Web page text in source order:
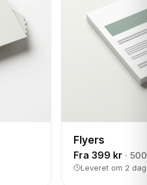
Flyers
Fra 399 kr ·
Leveret om 2